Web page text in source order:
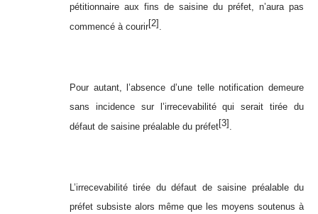
pétitionnaire aux fins de saisine du préfet, n’aura pas
commencé à courir[2].
Pour autant, l’absence d’une telle notification demeure
sans incidence sur l’irrecevabilité qui serait tirée du
défaut de saisine préalable du préfet[3] .
L’irrecevabilité tirée du défaut de saisine préalable du
préfet subsiste alors même que les moyens soutenus à